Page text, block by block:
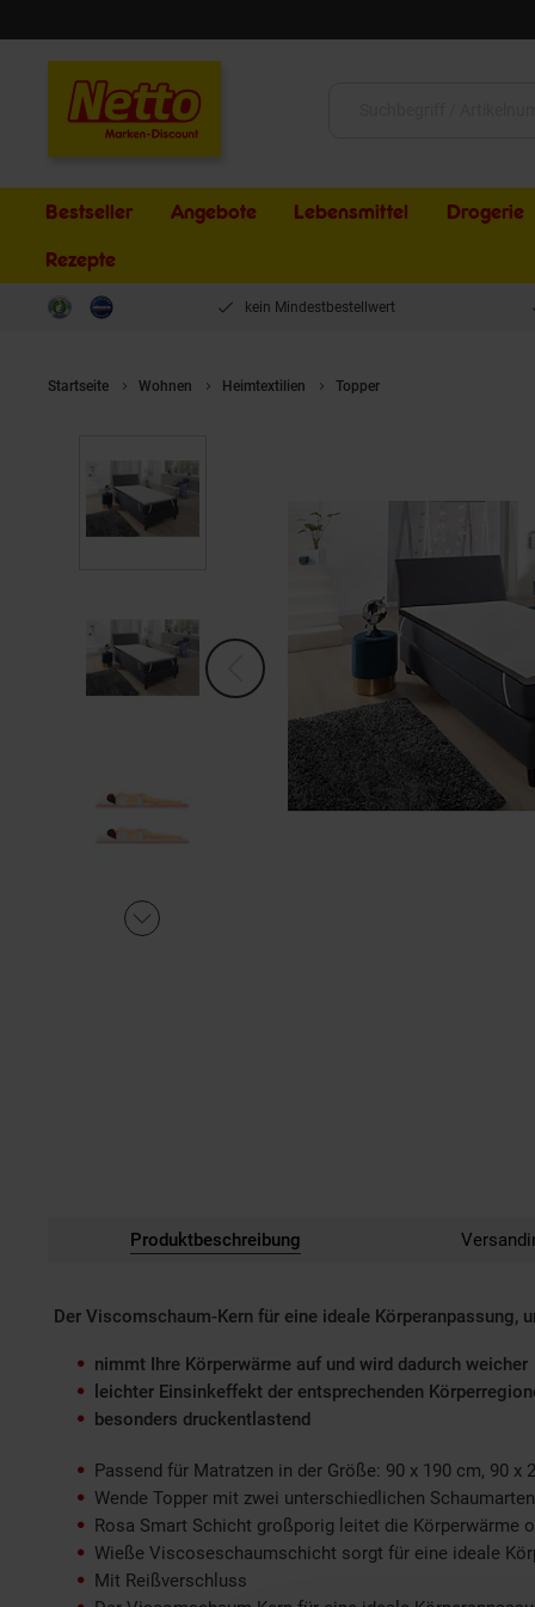
Bestseller Angebote Lebensmittel Drogerie
Rezepte
kein Mindestbestellwert
Startseite Wohnen Heimtextilien Topper
Produktbeschreibung
Der Viscomschaum-Kern für eine ideale Körperanpassung,
nimmt Ihre Körperwärme auf und wird dadurch weicher
leichter Einsinkeffekt der entsprechenden
besonders druckentlastend
Passend für Matratzen in der Größe: 90 x 190 cm, 90 x
Wende Topper mit zwei unterschiedlichen Schaumarten
Rosa Smart Schicht großporig leitet die Körperwärme
Wieße Viscoseschaumschicht sorgt für eine ideale
Mit Reißverschluss